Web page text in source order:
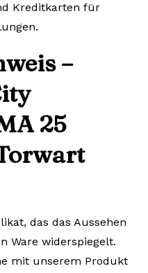
Kreditkarten für
–
25
das das Aussehen
Ware widerspiegelt.
mit unserem Produkt